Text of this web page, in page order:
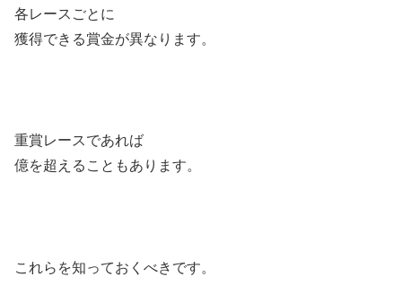
各レースごとに
獲得できる賞金が異なります。
重賞レースであれば
億を超えることもあります。
これらを知っておくべきです。